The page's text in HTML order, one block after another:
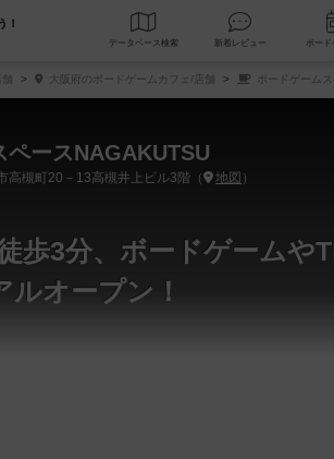
！
データベース 検索 新着レビュー
大阪府のボードゲームカフェ/店舗 ボードゲーム
ペースNAGAKUTSU
高槻町20－13高槻井上ビル3階（ 地図 ）
歩3分、ボードゲームや
オープン！